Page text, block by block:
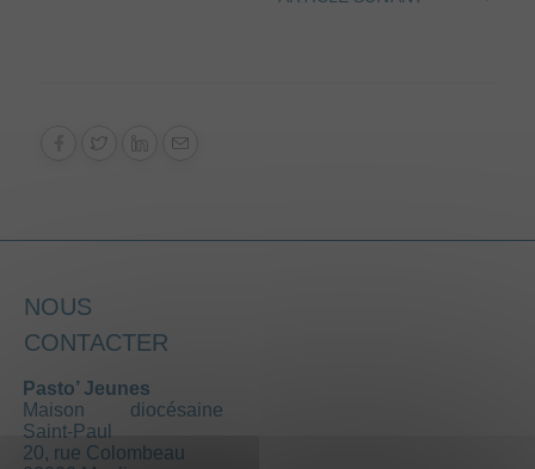
NOUS
CONTACTER
Pasto’ Jeunes
Maison diocésaine
Saint-Paul
20, rue Colombeau